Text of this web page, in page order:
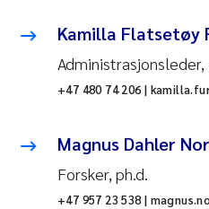
Kamilla Flatsetøy
Administrasjonsleder,
+47 480 74 206 |
Magnus Dahler
Forsker, ph.d.
+47 957 23 538 |